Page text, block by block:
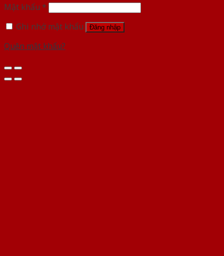
Mật khẩu *
Ghi nhớ mật khẩu
Đăng nhập
Quên mật khẩu?